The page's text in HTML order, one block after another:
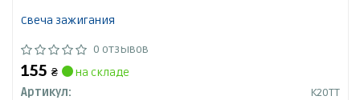
Свеча зажигания
0 отзывов
155 ₴
на складе
Артикул:
K20TT